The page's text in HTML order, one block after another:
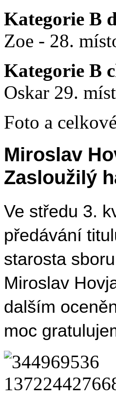
Kategorie B
Zoe - 28.
Kategorie B
Oskar 29.
Foto a
Miroslav
Zasloužilý
Ve středu 3.
předávání
starosta
Miroslav
dalším
moc